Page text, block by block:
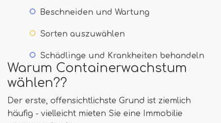
Beschneiden und Wartung
Sorten auszuwählen
Schädlinge und Krankheiten behandeln
Warum Containerwachstum
wählen??
Der erste, offensichtlichste Grund ist ziemlich
häufig - vielleicht mieten Sie eine Immobilie